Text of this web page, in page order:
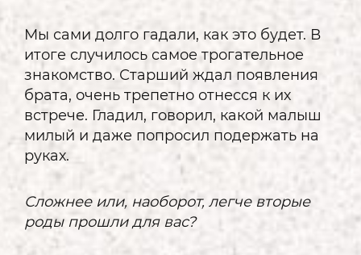
Мы сами долго гадали, как это будет. В
итоге случилось самое трогательное
знакомство. Старший ждал появления
брата, очень трепетно отнесся к их
встрече. Гладил, говорил, какой малыш
милый и даже попросил подержать на
руках.
Сложнее или, наоборот, легче вторые
роды прошли для вас?